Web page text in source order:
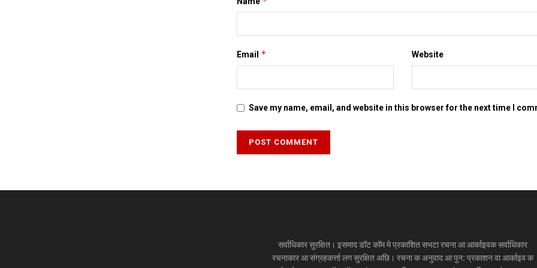
Email * Website
Save my name, email, and website in this browser for the next time I
सर्वाधिकार सुरक्षित। इसमाद डॉट कॉम मे प्रकाशित सभटा रचना आ आर्काइवक सर्वाधिकार
रचनाकार आ संग्रहकर्त्ता लग सुरक्षित अछि। रचना क अनुवाद आ पुन: प्रकाशन वा आर्काइव क